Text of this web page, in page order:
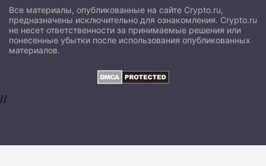
Все материалы, опубликованные на сайте Crypto.ru,
предназначены исключительно для ознакомления. Crypto.ru
не несет ответственности за принимаемые решения или
понесенные убытки после использования опубликованных
материалов.
//